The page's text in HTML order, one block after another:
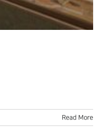
Read More